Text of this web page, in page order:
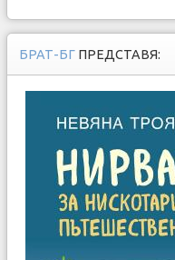
БРАТ-БГ ПРЕДСТАВЯ: